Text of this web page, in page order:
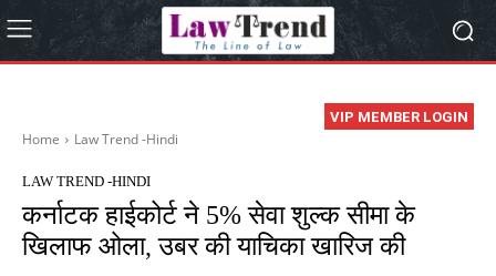
VIP MEMBER LOGIN
Home Law Trend -Hindi
LAW TREND -HINDI
कर्नाटक हाईकोर्ट ने 5% सेवा शुल्क सीमा के
खिलाफ ओला, उबर की याचिका खारिज की